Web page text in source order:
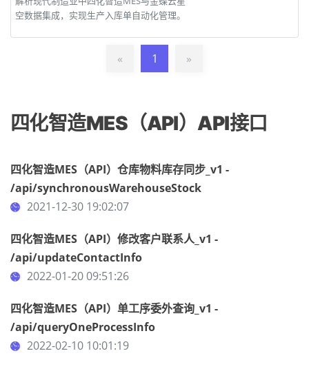
空数据集成，实现生产入库单自动化管理。
« 1 »
四化智造MES（API）API接口
四化智造MES（API）仓库物料库存同步_v1 -
/api/synchronousWarehouseStock
2021-12-30 19:02:07
四化智造MES（API）修改客户联系人_v1 -
/api/updateContactInfo
2022-01-20 09:51:26
四化智造MES（API）单工序委外查询_v1 -
/api/queryOneProcessInfo
2022-02-10 10:01:19